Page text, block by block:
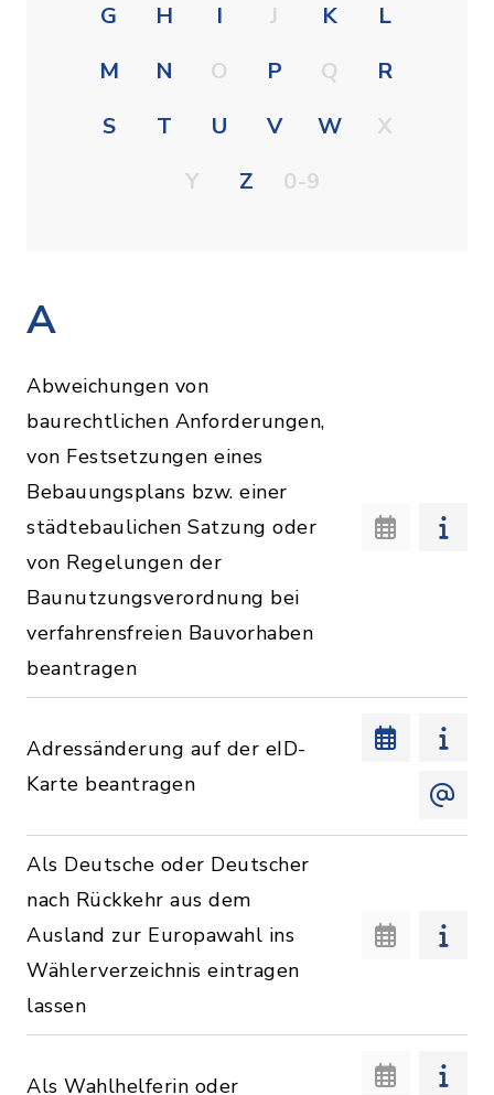
G
H I J K
L
M
N O P Q
R
S
T U V W
X
Y
Z 0-9
A
Abweichungen von
baurechtlichen Anforderungen,
von Festsetzungen eines
Bebauungsplans bzw. einer
städtebaulichen Satzung oder
von Regelungen der
Baunutzungsverordnung bei
verfahrensfreien Bauvorhaben
beantragen
Adressänderung auf der eID-
Karte beantragen
Als Deutsche oder Deutscher
nach Rückkehr aus dem
Ausland zur Europawahl ins
Wählerverzeichnis eintragen
lassen
Als Wahlhelferin oder